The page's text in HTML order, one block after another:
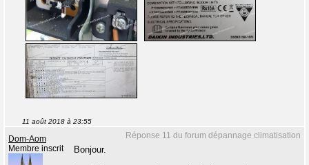
11 août 2018 à 23:55
Réponse 11 du forum dépannage climatisation
Dom-Aom
Membre inscrit
Bonjour.